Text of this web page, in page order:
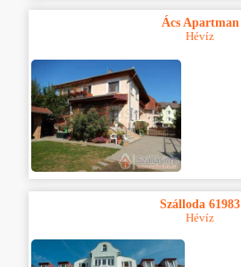
Ács Apartman
Hévíz
Szálloda 61983
Hévíz